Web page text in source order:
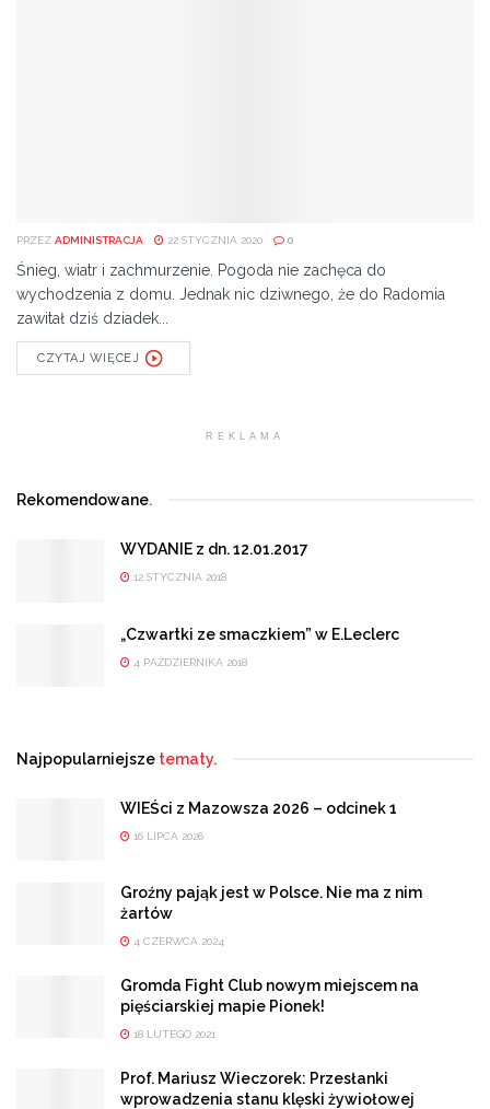
PRZEZ ADMINISTRACJA 22 STYCZNIA 2020 0
Śnieg, wiatr i zachmurzenie. Pogoda nie zachęca do
wychodzenia z domu. Jednak nic dziwnego, że do Radomia
zawitał dziś dziadek...
CZYTAJ WIĘCEJ
REKLAMA
Rekomendowane.
WYDANIE z dn. 12.01.2017
12 STYCZNIA 2018
„Czwartki ze smaczkiem” w E.Leclerc
4 PAŹDZIERNIKA 2018
Najpopularniejsze tematy.
WIEŚci z Mazowsza 2026 – odcinek 1
16 LIPCA 2026
Groźny pająk jest w Polsce. Nie ma z nim
żartów
4 CZERWCA 2024
Gromda Fight Club nowym miejscem na
pięściarskiej mapie Pionek!
18 LUTEGO 2021
Prof. Mariusz Wieczorek: Przesłanki
wprowadzenia stanu klęski żywiołowej